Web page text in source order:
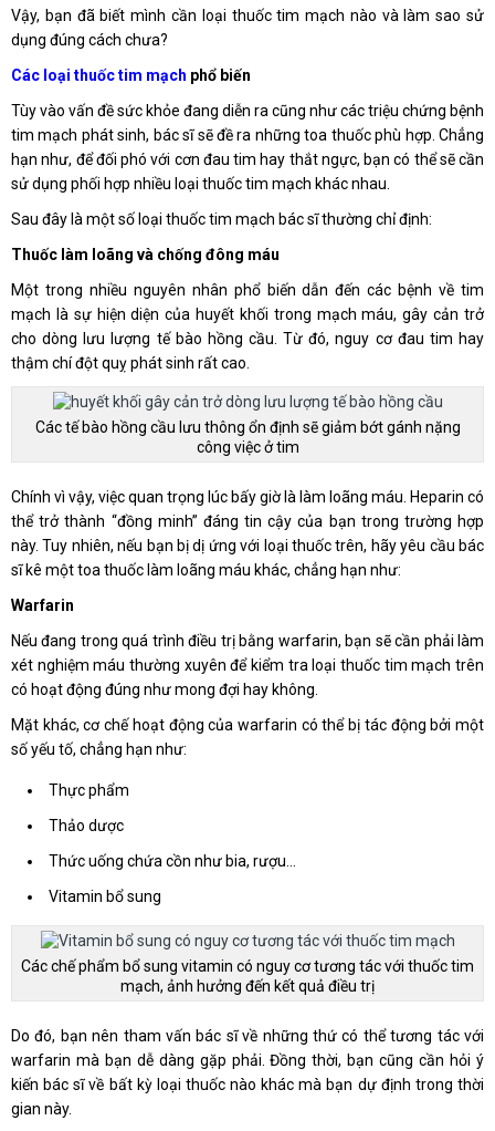
Vậy, bạn đã biết mình cần loại thuốc tim mạch nào và làm sao sử
dụng đúng cách chưa?
Các loại thuốc tim mạch phổ biến
Tùy vào vấn đề sức khỏe đang diễn ra cũng như các triệu chứng bệnh
tim mạch phát sinh, bác sĩ sẽ đề ra những toa thuốc phù hợp. Chẳng
hạn như, để đối phó với cơn đau tim hay thắt ngực, bạn có thể sẽ cần
sử dụng phối hợp nhiều loại thuốc tim mạch khác nhau.
Sau đây là một số loại thuốc tim mạch bác sĩ thường chỉ định:
Thuốc làm loãng và chống đông máu
Một trong nhiều nguyên nhân phổ biến dẫn đến các bệnh về tim
mạch là sự hiện diện của huyết khối trong mạch máu, gây cản trở
cho dòng lưu lượng tế bào hồng cầu. Từ đó, nguy cơ đau tim hay
thậm chí đột quỵ phát sinh rất cao.
Các tế bào hồng cầu lưu thông ổn định sẽ giảm bớt gánh nặng
công việc ở tim
Chính vì vậy, việc quan trọng lúc bấy giờ là làm loãng máu. Heparin có
thể trở thành “đồng minh” đáng tin cậy của bạn trong trường hợp
này. Tuy nhiên, nếu bạn bị dị ứng với loại thuốc trên, hãy yêu cầu bác
sĩ kê một toa thuốc làm loãng máu khác, chẳng hạn như:
Warfarin
Nếu đang trong quá trình điều trị bằng warfarin, bạn sẽ cần phải làm
xét nghiệm máu thường xuyên để kiểm tra loại thuốc tim mạch trên
có hoạt động đúng như mong đợi hay không.
Mặt khác, cơ chế hoạt động của warfarin có thể bị tác động bởi một
số yếu tố, chẳng hạn như:
Thực phẩm
Thảo dược
Thức uống chứa cồn như bia, rượu…
Vitamin bổ sung
Các chế phẩm bổ sung vitamin có nguy cơ tương tác với thuốc tim
mạch, ảnh hưởng đến kết quả điều trị
Do đó, bạn nên tham vấn bác sĩ về những thứ có thể tương tác với
warfarin mà bạn dễ dàng gặp phải. Đồng thời, bạn cũng cần hỏi ý
kiến bác sĩ về bất kỳ loại thuốc nào khác mà bạn dự định trong thời
gian này.